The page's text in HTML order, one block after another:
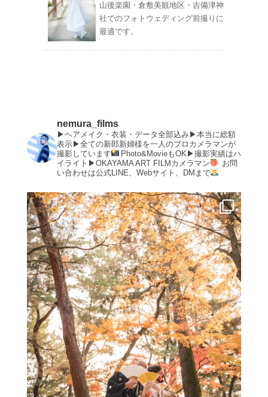
山後楽園・倉敷美観地区・吉備津神
社でのフォトウェディング前撮りに
最適です。
nemura_films
▶︎ヘアメイク・衣装・データ全部込み▶︎本当に総額
表示▶︎全ての新郎新婦様を一人のプロカメラマンが
撮影しています
Photo&MovieもOK▶︎撮影実績はハ
イライト▶︎OKAYAMA ART FILMカメラマン
お問
い合わせは公式LINE、Webサイト、DMまで